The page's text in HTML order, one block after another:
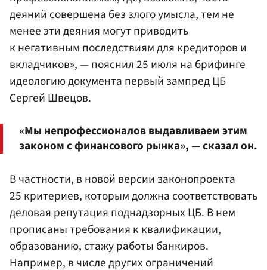
деяний совершена без злого умысла, тем не
менее эти деяния могут приводить
к негативным последствиям для кредиторов и
вкладчиков», — пояснил 25 июля на брифинге
идеологию документа первый зампред ЦБ
Сергей Швецов.
«Мы непрофессионалов выдавливаем этим
законом с финансового рынка», — сказал он.
В частности, в новой версии законопроекта
25 критериев, которым должна соответствовать
деловая репутация поднадзорных ЦБ. В нем
прописаны требования к квалификации,
образованию, стажу работы банкиров.
Например, в числе других ограничений